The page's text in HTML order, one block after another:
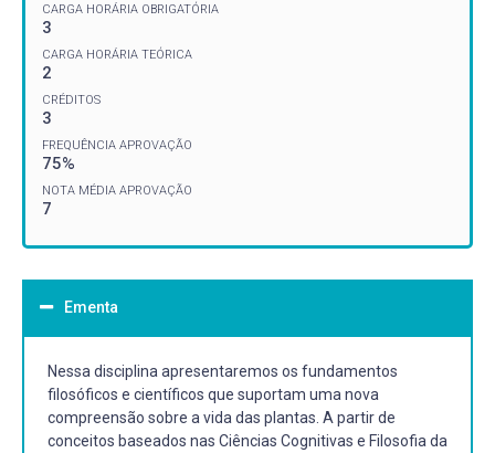
CARGA HORÁRIA OBRIGATÓRIA
3
CARGA HORÁRIA TEÓRICA
2
CRÉDITOS
3
FREQUÊNCIA APROVAÇÃO
75%
NOTA MÉDIA APROVAÇÃO
7
Ementa
Nessa disciplina apresentaremos os fundamentos
filosóficos e científicos que suportam uma nova
compreensão sobre a vida das plantas. A partir de
conceitos baseados nas Ciências Cognitivas e Filosofia da